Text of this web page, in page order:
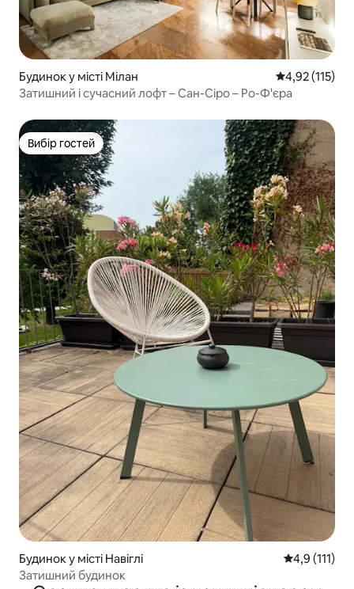
Будинок у місті Мілан Середня
4,92 (115)
Затишний і сучасний лофт – Сан-Сіро – Ро-Ф'єра
Вибір гостей
Вибір гостей
Будинок у місті Навіглі Середня
4,9 (111)
Затишний будинок